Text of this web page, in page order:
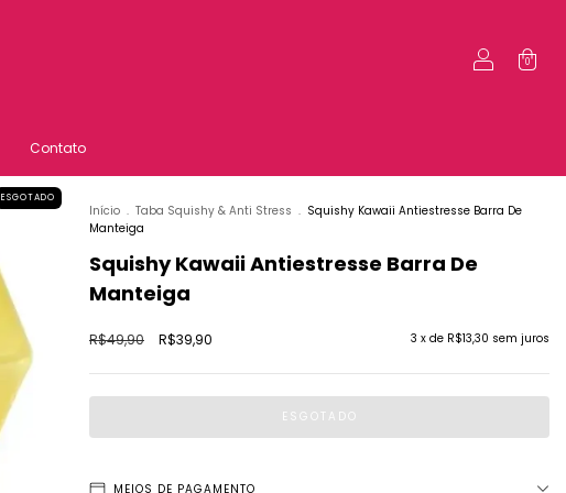
0
Contato
ESGOTADO
Início . Taba Squishy & Anti Stress . Squishy Kawaii Antiestresse Barra De
Manteiga
Squishy Kawaii Antiestresse Barra De
Manteiga
R$49,90 R$39,90 3 x de R$13,30 sem juros
MEIOS DE PAGAMENTO